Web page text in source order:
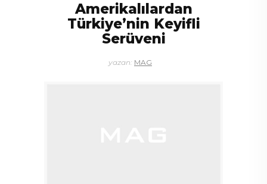
Amerikalılardan
Türkiye’nin Keyifli
Serüveni
yazan: MAG